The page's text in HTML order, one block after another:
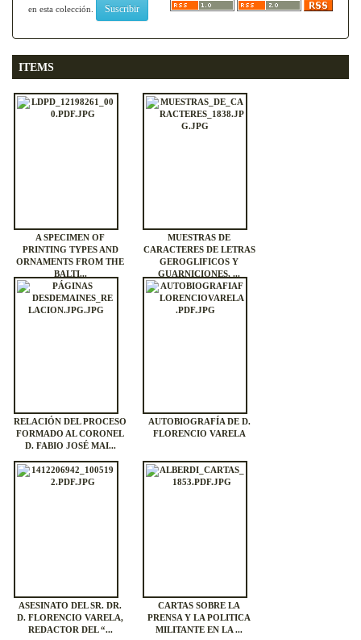
en esta colección.
ITEMS
A SPECIMEN OF
PRINTING TYPES AND
ORNAMENTS FROM THE
BALTI...
MUESTRAS DE
CARACTERES DE LETRAS
GEROGLIFICOS Y
GUARNICIONES, ...
RELACIÓN DEL PROCESO
FORMADO AL CORONEL
D. FABIO JOSÉ MAI...
AUTOBIOGRAFÍA DE D.
FLORENCIO VARELA
ASESINATO DEL SR. DR.
D. FLORENCIO VARELA,
REDACTOR DEL “...
CARTAS SOBRE LA
PRENSA Y LA POLITICA
MILITANTE EN LA ...